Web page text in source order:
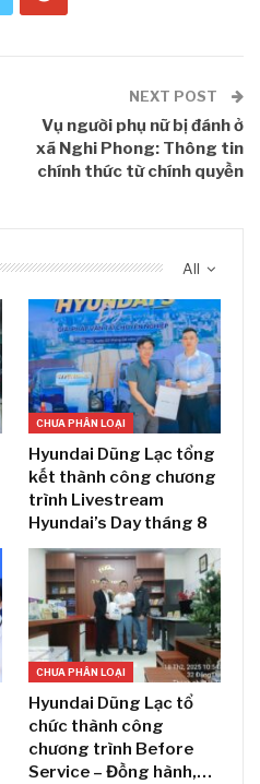
NEXT POST
Vụ người phụ nữ bị đánh ở
xã Nghi Phong: Thông tin
chính thức từ chính quyền
All
CHƯA PHÂN LOẠI
Hyundai Dũng Lạc tổng
kết thành công chương
trình Livestream
Hyundai’s Day tháng 8
CHƯA PHÂN LOẠI
Hyundai Dũng Lạc tổ
chức thành công
chương trình Before
Service – Đồng hành,…